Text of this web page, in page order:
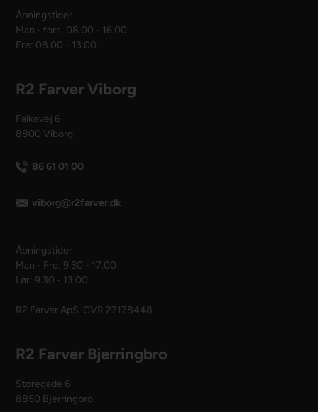
Åbningstider
Man - tors: 08.00 - 16.00
Fre: 08.00 - 13.00
R2 Farver Viborg
Falkevej 6
8800 Viborg
86 61 01 00
viborg@r2farver.dk
Åbningstider
Man - Fre: 9.30 - 17.00
Lør: 9.30 - 13.00
R2 Farver ApS. CVR 27178448
R2 Farver Bjerringbro
Storegade 6
8850 Bjerringbro